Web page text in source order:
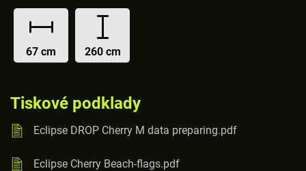
67 cm 260 cm
Tiskové podklady
Eclipse DROP Cherry M data preparing.pdf
Eclipse Cherry Beach-flags.pdf